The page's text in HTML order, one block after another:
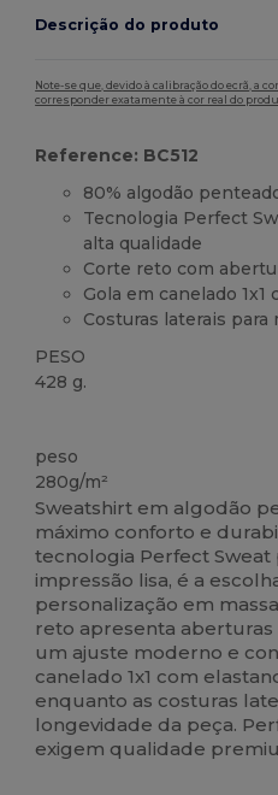
Descrição do produto
Note-se que, devido à calibração do ecrã, a
corresponder exatamente à cor real do
Reference: BC512
80% algodão
Tecnologia Perfect
alta qualidade
Corte reto com
Gola em canelado 1x1
Costuras laterais para
PESO
428 g.
peso
280g/m²
Sweatshirt em algodão
máximo conforto e
tecnologia Perfect
impressão lisa, é a
personalização em
reto apresenta aberturas
um ajuste moderno e
canelado 1x1 com
enquanto as costuras
longevidade da peça.
exigem qualidade